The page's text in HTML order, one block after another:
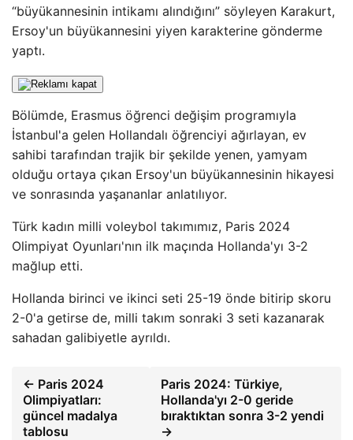
“büyükannesinin intikamı alındığını” söyleyen Karakurt,
Ersoy'un büyükannesini yiyen karakterine gönderme
yaptı.
Bölümde, Erasmus öğrenci değişim programıyla
İstanbul'a gelen Hollandalı öğrenciyi ağırlayan, ev
sahibi tarafından trajik bir şekilde yenen, yamyam
olduğu ortaya çıkan Ersoy'un büyükannesinin hikayesi
ve sonrasında yaşananlar anlatılıyor.
Türk kadın milli voleybol takımımız, Paris 2024
Olimpiyat Oyunları'nın ilk maçında Hollanda'yı 3-2
mağlup etti.
Hollanda birinci ve ikinci seti 25-19 önde bitirip skoru
2-0'a getirse de, milli takım sonraki 3 seti kazanarak
sahadan galibiyetle ayrıldı.
← Paris 2024
Olimpiyatları:
güncel madalya
tablosu
Paris 2024: Türkiye,
Hollanda'yı 2-0 geride
bıraktıktan sonra 3-2 yendi
→